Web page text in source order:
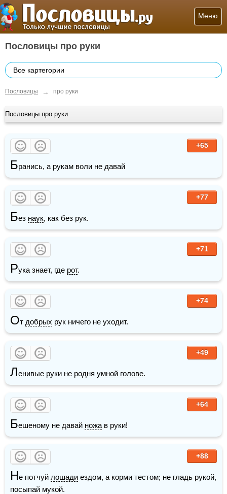
Меню
Пословицы про руки
Все картегории
Пословицы → про руки
Пословицы про руки
+65
Бранись, а рукам воли не давай
+77
Без наук, как без рук.
+71
Рука знает, где рот.
+74
От добрых рук ничего не уходит.
+49
Ленивые руки не родня умной голове.
+64
Бешеному не давай ножа в руки!
+88
Не потчуй лошади ездом, а корми тестом; не гладь рукой,
посыпай мукой.